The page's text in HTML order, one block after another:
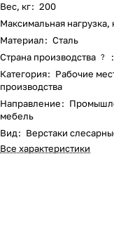
Вес, кг: 200
Максимальная нагрузка,
Материал: Сталь
Страна производства ? :
Категория: Рабочие
производства
Направление:
мебель
Вид: Верстаки
Все характеристики